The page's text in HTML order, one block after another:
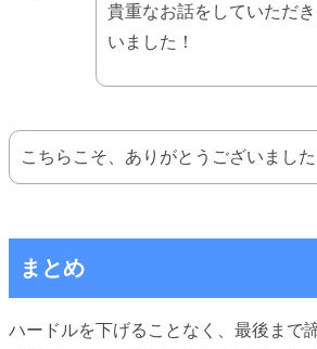
貴重なお話をしていただ
いました！
こちらこそ、ありがとうございました
まとめ
ハードルを下げることなく、最後まで